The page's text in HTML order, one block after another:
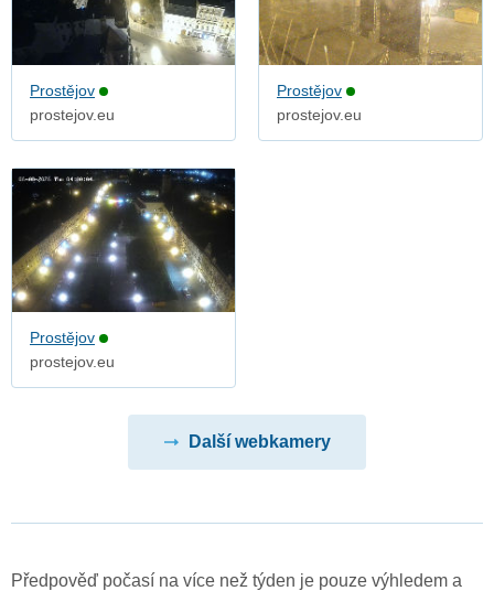
Prostějov
prostejov.eu
Prostějov
prostejov.eu
Prostějov
prostejov.eu
Další webkamery
Předpověď počasí na více než týden je pouze výhledem a